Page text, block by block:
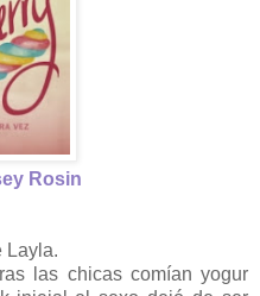
Rosin
Layla.
las chicas comían yogur